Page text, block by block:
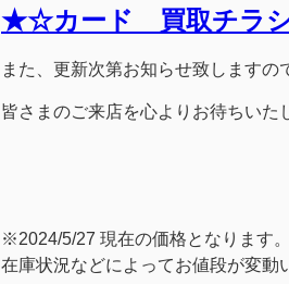
★☆カード 買取チラ
また、更新次第お知らせ致しますの
皆さまのご来店を心よりお待ちいた
※2024/5/27 現在の価格となります。
在庫状況などによってお値段が変動